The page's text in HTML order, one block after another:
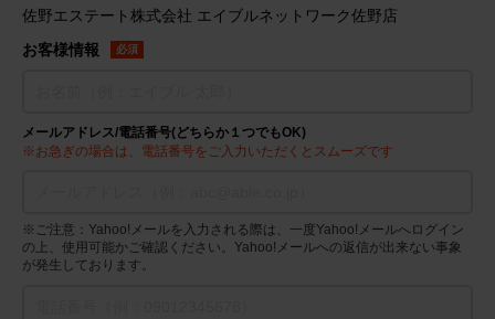
佐野エステート株式会社 エイブルネットワーク佐野店
お客様情報
必須
メールアドレス/電話番号(どちらか１つでもOK)
※お急ぎの場合は、電話番号をご入力いただくとスムーズです
※ご注意：Yahoo!メールを入力される際は、一度Yahoo!メールへログイン
の上、使用可能かご確認ください。Yahoo!メールへの返信が出来ない事象
が発生しております。